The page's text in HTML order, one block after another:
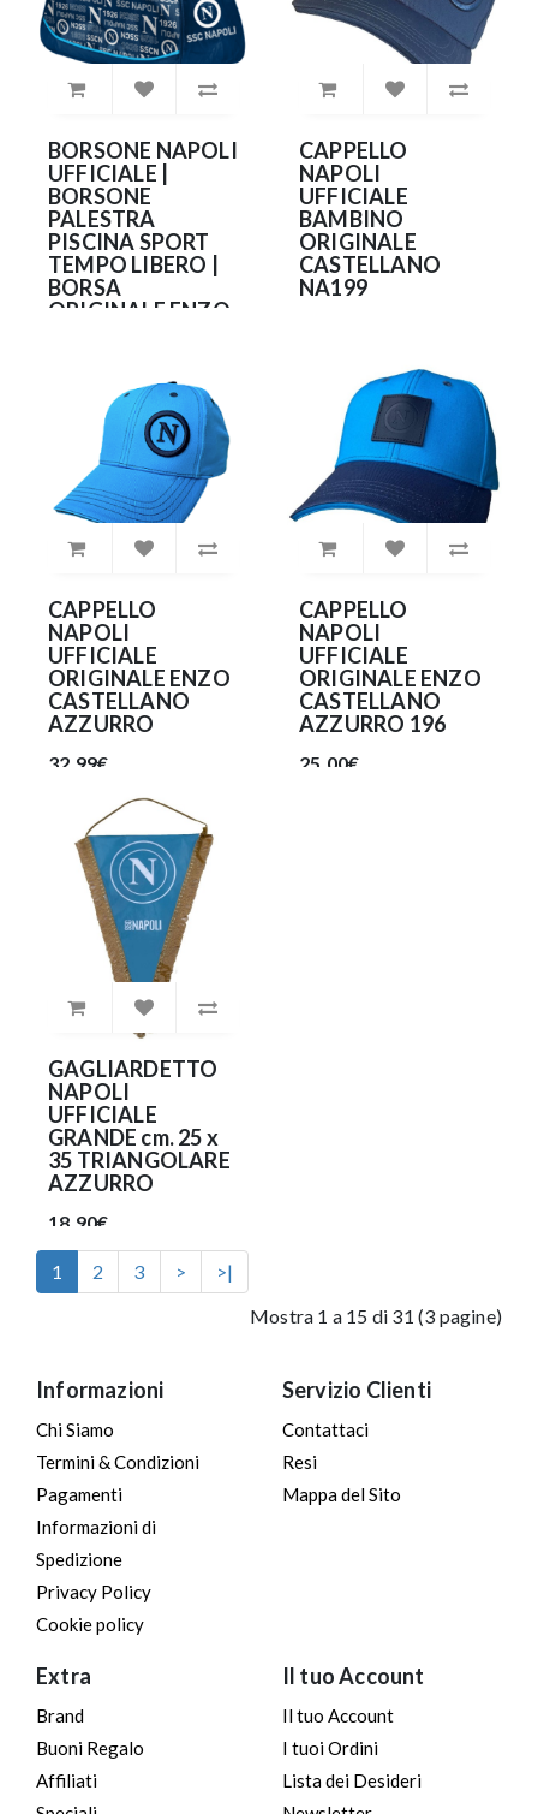
BORSONE NAPOLI
UFFICIALE |
BORSONE
PALESTRA
PISCINA SPORT
TEMPO LIBERO |
BORSA
ORIGINALE ENZO
CAPPELLO
NAPOLI
UFFICIALE
BAMBINO
ORIGINALE
CASTELLANO
NA199
CAPPELLO
NAPOLI
UFFICIALE
ORIGINALE ENZO
CASTELLANO
AZZURRO
32.99€
CAPPELLO
NAPOLI
UFFICIALE
ORIGINALE ENZO
CASTELLANO
AZZURRO 196
25.00€
GAGLIARDETTO
NAPOLI
UFFICIALE
GRANDE cm. 25 x
35 TRIANGOLARE
AZZURRO
18.90€
1 2 3 >
>|
Mostra 1 a 15 di 31 (3 pagine)
Informazioni
Chi Siamo
Termini & Condizioni
Pagamenti
Informazioni di
Spedizione
Privacy Policy
Cookie policy
Servizio Clienti
Contattaci
Resi
Mappa del Sito
Extra
Brand
Buoni Regalo
Affiliati
Il tuo Account
Il tuo Account
I tuoi Ordini
Lista dei Desideri